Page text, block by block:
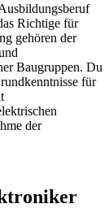
Richtige für
gehören der
Baugruppen. Du
für
der